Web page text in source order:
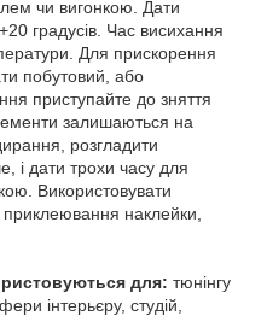
чи вигонкою. Дати
градусів. Час висихання
Для прискорення
побутовий, або
приступайте до зняття
залишаються на
розгладити
і дати трохи часу для
Використовувати
наклейки,
для: тюнінгу
інтерьєру, студій,